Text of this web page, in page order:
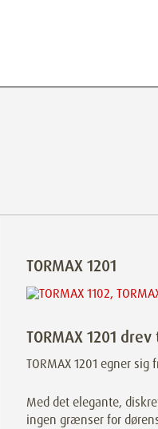
TORMAX 1201
TORMAX 1201
TORMAX 1201 egner
Med det elegante,
ingen grænser for